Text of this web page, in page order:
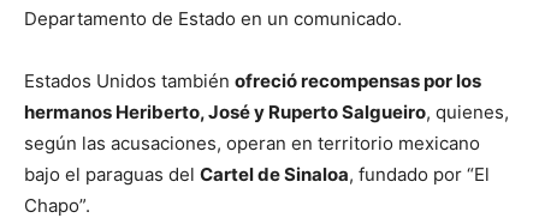
Departamento de Estado en un comunicado.
Estados Unidos también ofreció recompensas por los
hermanos Heriberto, José y Ruperto Salgueiro, quienes,
según las acusaciones, operan en territorio mexicano
bajo el paraguas del Cartel de Sinaloa, fundado por “El
Chapo”.